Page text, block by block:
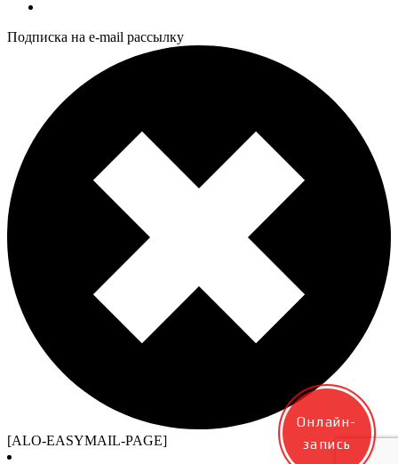
Подписка на e-mail рассылку
[ALO-EASYMAIL-PAGE]
Онлайн-
запись